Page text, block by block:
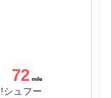
72
シュフー